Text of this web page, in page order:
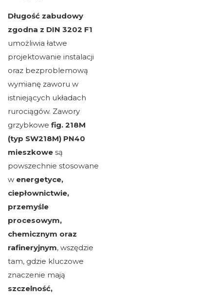
Długość zabudowy
zgodna z DIN 3202 F1
umożliwia łatwe
projektowanie instalacji
oraz bezproblemową
wymianę zaworu w
istniejących układach
rurociągów. Zawory
grzybkowe fig. 218M
(typ SW218M) PN40
mieszkowe są
powszechnie stosowane
w energetyce,
ciepłownictwie,
przemyśle
procesowym,
chemicznym oraz
rafineryjnym, wszędzie
tam, gdzie kluczowe
znaczenie mają
szczelność,